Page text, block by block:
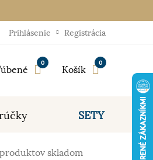
Prihlásenie Registrácia
0
Košík
0
SETY
skladom